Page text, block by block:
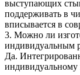
выступающих
поддерживать в
вписывается в
3. Можно ли
индивидуальным
Да.
индивидуальному